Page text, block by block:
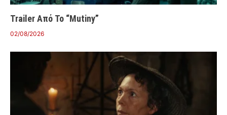
Trailer Από Το “Mutiny”
02/08/2026